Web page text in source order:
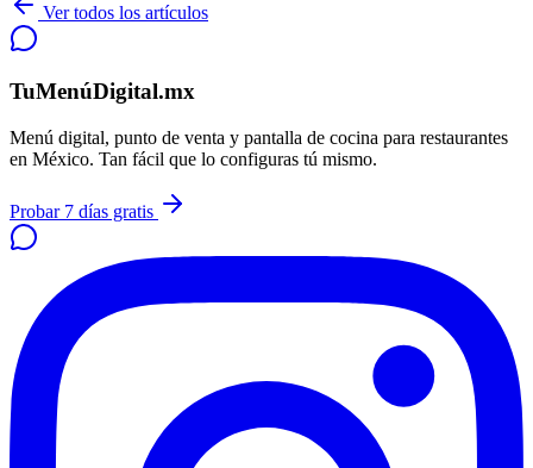
Ver todos los artículos
TuMenúDigital.mx
Menú digital, punto de venta y pantalla de cocina para restaurantes
en México. Tan fácil que lo configuras tú mismo.
Probar 7 días gratis